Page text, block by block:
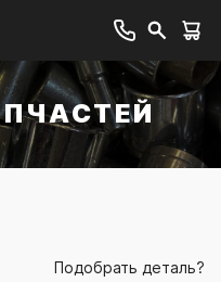
Подобрать деталь?